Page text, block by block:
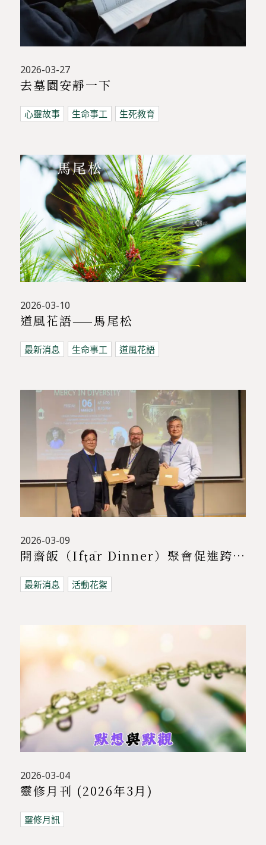
2026-03-27
去墓園安靜一下
心靈故事 生命事工 生死教育
2026-03-10
道風花語——馬尾松
最新消息 生命事工 道風花語
2026-03-09
開齋飯（Ifṭār Dinner）聚會促進跨宗教交流 | 基督教與穆斯林共聚對話
最新消息 活動花絮
2026-03-04
靈修月刊 (2026年3月)
靈修月訊